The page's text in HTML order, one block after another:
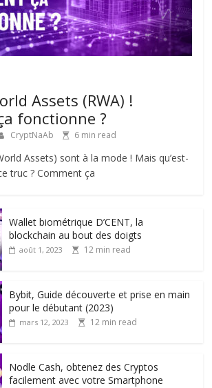
Assets (RWA) !
fonctionne ?
CryptNaAb 6 min read
Assets) sont à la mode ! Mais qu’est-
truc ? Comment ça
Wallet biométrique D’CENT, la
blockchain au bout des doigts
août 1, 2023 12 min read
Bybit, Guide découverte et prise en main
pour le débutant (2023)
mars 12, 2023 12 min read
Nodle Cash, obtenez des Cryptos
facilement avec votre Smartphone